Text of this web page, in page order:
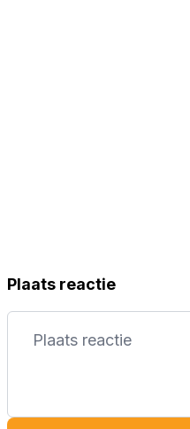
Plaats reactie